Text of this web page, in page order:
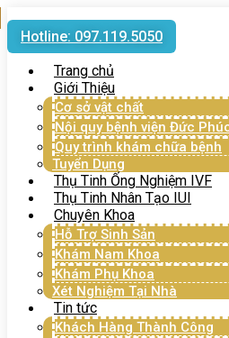
Hotline: 097.119.5050
Trang chủ
Giới Thiệu
Cơ sở vật chất
Nội quy bệnh viện Đức
Quy trình khám chữa bệnh
Tuyển Dụng
Thụ Tinh Ống Nghiệm IVF
Thụ Tinh Nhân Tạo IUI
Chuyên Khoa
Hỗ Trợ Sinh Sản
Khám Nam Khoa
Khám Phụ Khoa
Xét Nghiệm Tại Nhà
Tin tức
Khách Hàng Thành Công